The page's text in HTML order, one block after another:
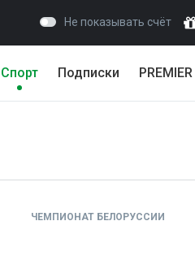
Не показывать счёт
Спорт Подписки PREMIER
ЧЕМПИОНАТ БЕЛОРУССИИ